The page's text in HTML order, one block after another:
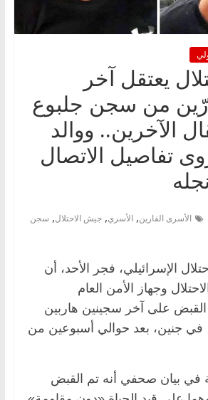
يعتقل آخر
من سجن جلبوع
الآخرين.. ووالد
تفاصيل الاتصال
الأسرى الفارين, الأسري, جيش الاحتلال, سجن
الإسرائيلي، فجر الأحد، أن
وجهاز الأمن العام
على آخر سجينين هاربين
جنين، بعد حوالي أسبوعين من
بيان صحفي أنه تم القبض